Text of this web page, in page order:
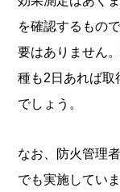
を確認するもの
要はありません
種も2日あれば取
でしょう。
なお、防火管理
でも実施してい